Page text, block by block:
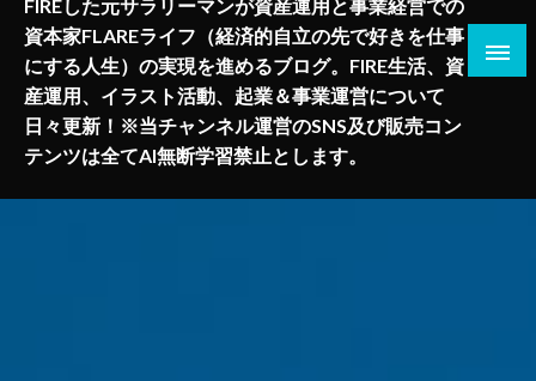
FIREした元サラリーマンが資産運用と事業経営での
資本家FLAREライフ（経済的自立の先で好きを仕事
にする人生）の実現を進めるブログ。FIRE生活、資
産運用、イラスト活動、起業＆事業運営について
日々更新！※当チャンネル運営のSNS及び販売コン
テンツは全てAI無断学習禁止とします。